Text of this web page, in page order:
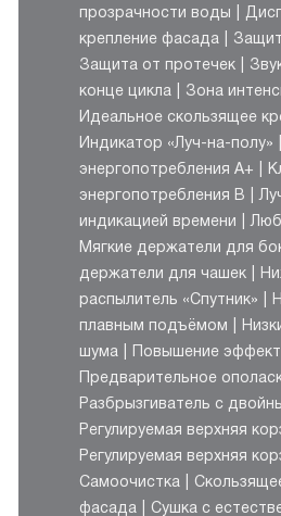
прозрачности воды
крепление фасада
Защита от протечек
конце цикла
Зона
Идеальное скользящее
Индикатор «Луч-на-полу»
энергопотребления A+
энергопотребления B
индикацией времени
Мягкие держатели для
держатели для чашек
распылитель «Спутник»
плавным подъёмом
шума
Повышение
Предварительное
Разбрызгиватель с
Регулируемая верхняя
Регулируемая верхняя
Самоочистка
фасада
Сушка с